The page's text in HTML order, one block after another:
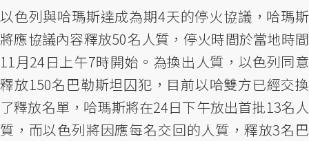
以色列與哈瑪斯達成為期4天的停火協議，哈瑪斯
將應協議內容釋放50名人質，停火時間於當地時間
11月24日上午7時開始。為換出人質，以色列同意
釋放150名巴勒斯坦囚犯，目前以哈雙方已經交換
了釋放名單，哈瑪斯將在24日下午放出首批13名人
質，而以色列將因應每名交回的人質，釋放3名巴